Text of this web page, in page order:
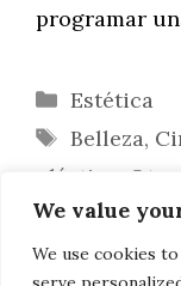
We value
We use cookies
programar
Categorías
Estética
Etiquetas
Belleza,
plástica
Cosas